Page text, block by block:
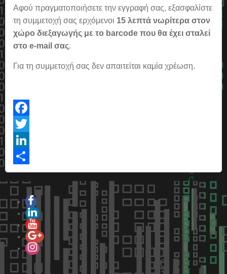
Αφού πραγματοποιήσετε την εγγραφή σας, εξασφαλίστε
τη συμμετοχή σας ερχόμενοι 15 λεπτά νωρίτερα στον
χώρο διεξαγωγής με το barcode που θα έχει σταλεί
στο e-mail σας.
Για τη συμμετοχή σας δεν απαιτείται καμία χρέωση.
Facebook
Twitter
LinkedIn
Share